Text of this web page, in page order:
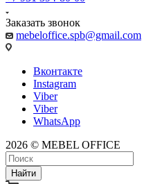
Заказать звонок
mebeloffice.spb@gmail.com
Вконтакте
Instagram
Viber
Viber
WhatsApp
2026 © MEBEL OFFICE
Найти